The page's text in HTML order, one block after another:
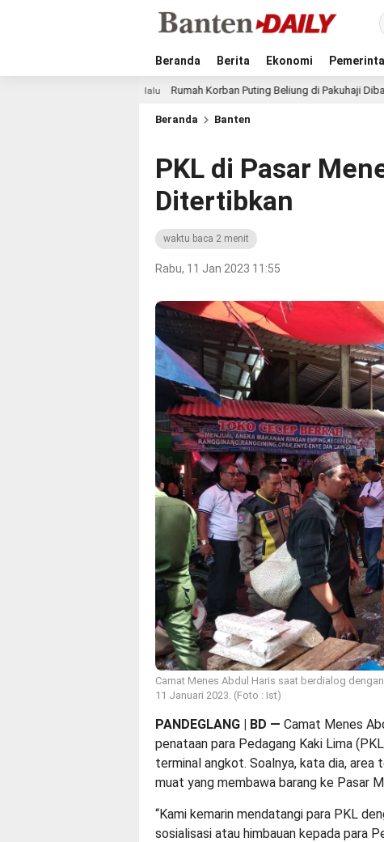
Beranda Berita Ekonomi
Rumah Korban Puting Beliung di Pakuhaji Dibangun Lebih Luas,
Beranda Banten
PKL di Pasar
Ditertibkan
waktu baca 2 menit
Rabu, 11 Jan 2023 11:55
Camat Menes Abdul Haris saat berdialog
11 Januari 2023. (Foto : Ist)
PANDEGLANG | BD — Camat Menes
penataan para Pedagang Kaki Lima
terminal angkot. Soalnya, kata dia,
muat yang membawa barang ke Pasar
“Kami kemarin mendatangi para PKL
sosialisasi atau himbauan kepada para